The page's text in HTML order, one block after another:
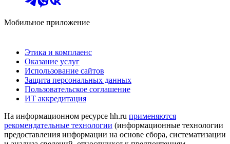
Мобильное приложение
Этика и комплаенс
Оказание услуг
Использование сайтов
Защита персональных данных
Пользовательское соглашение
ИТ аккредитация
На информационном ресурсе hh.ru применяются
рекомендательные технологии (информационные технологии
предоставления информации на основе сбора, систематизации